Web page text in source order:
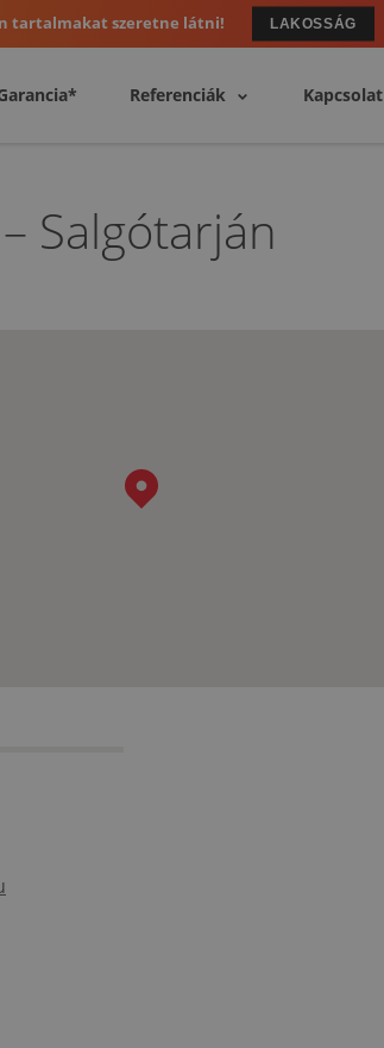
tartalmakat szeretne látni! LAKOSSÁG
Referenciák Kapcsolat
Salgótarján